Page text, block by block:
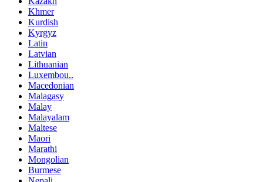
Khmer
Kurdish
Kyrgyz
Latin
Latvian
Lithuanian
Luxembou..
Macedonian
Malagasy
Malay
Malayalam
Maltese
Maori
Marathi
Mongolian
Burmese